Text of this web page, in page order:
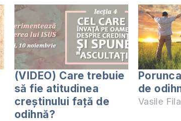
(VIDEO) Care trebuie
să fie atitudinea
creștinului față de
odihnă?
de
Vasile